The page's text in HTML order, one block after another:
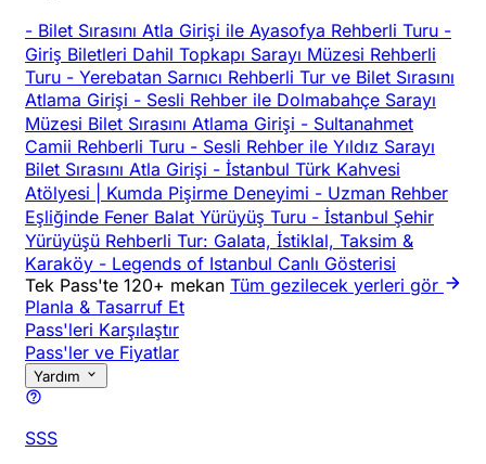
- Bilet Sırasını Atla Girişi ile Ayasofya Rehberli Turu -
Giriş Biletleri Dahil Topkapı Sarayı Müzesi Rehberli
Turu - Yerebatan Sarnıcı Rehberli Tur ve Bilet Sırasını
Atlama Girişi - Sesli Rehber ile Dolmabahçe Sarayı
Müzesi Bilet Sırasını Atlama Girişi - Sultanahmet
Camii Rehberli Turu - Sesli Rehber ile Yıldız Sarayı
Bilet Sırasını Atla Girişi - İstanbul Türk Kahvesi
Atölyesi | Kumda Pişirme Deneyimi - Uzman Rehber
Eşliğinde Fener Balat Yürüyüş Turu - İstanbul Şehir
Yürüyüşü Rehberli Tur: Galata, İstiklal, Taksim &
Karaköy - Legends of Istanbul Canlı Gösterisi
Tek Pass'te 120+ mekan Tüm gezilecek yerleri gör
Planla & Tasarruf Et
Pass'leri Karşılaştır
Pass'ler ve Fiyatlar
Yardım
SSS